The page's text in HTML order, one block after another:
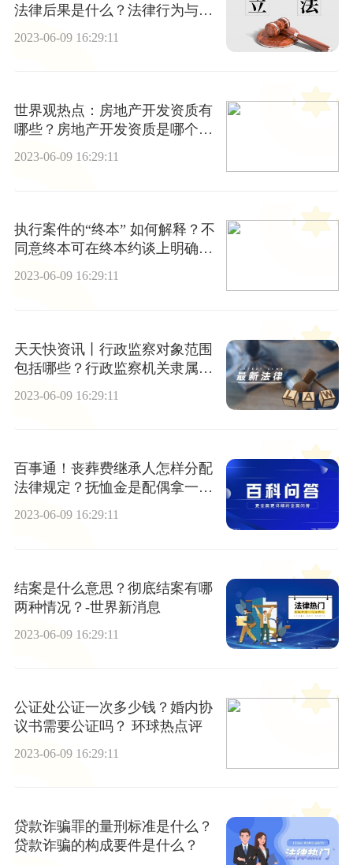
法律后果是什么？法律行为与事
2023-06-09 16:29:11
世界观热点：房地产开发资质有
哪些？房地产开发资质是哪个部
门办理？
2023-06-09 16:29:11
执行案件的“终本” 如何解释？不
同意终本可在终本约谈上明确写
明吗？
2023-06-09 16:29:11
天天快资讯丨行政监察对象范围
包括哪些？行政监察机关隶属于
2023-06-09 16:29:11
百事通！丧葬费继承人怎样分配
法律规定？抚恤金是配偶拿一半
吗？
2023-06-09 16:29:11
结案是什么意思？彻底结案有哪
两种情况？-世界新消息
2023-06-09 16:29:11
公证处公证一次多少钱？婚内协
议书需要公证吗？ 环球热点评
2023-06-09 16:29:11
贷款诈骗罪的量刑标准是什么？
贷款诈骗的构成要件是什么？